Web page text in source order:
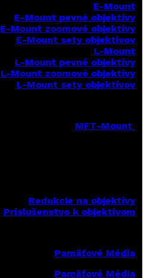
E-Mount
E-Mount pevné objektívy
E-Mount zoomové objektívy
E-Mount sety objektívov
L-Mount
L-Mount pevné objektívy
L-Mount zoomové objektívy
L-Mount sety objektívov
MFT-Mount
Redukcie na objektívy
Príslušenstvo k objektívom
Pamäťové Média
Pamäťové Média